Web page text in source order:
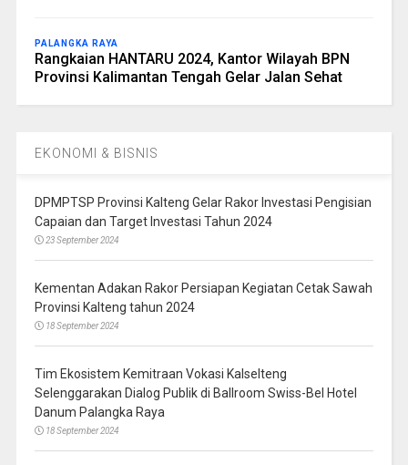
PALANGKA RAYA
Rangkaian HANTARU 2024, Kantor Wilayah BPN
Provinsi Kalimantan Tengah Gelar Jalan Sehat
EKONOMI & BISNIS
DPMPTSP Provinsi Kalteng Gelar Rakor Investasi Pengisian
Capaian dan Target Investasi Tahun 2024
23 September 2024
Kementan Adakan Rakor Persiapan Kegiatan Cetak Sawah
Provinsi Kalteng tahun 2024
18 September 2024
Tim Ekosistem Kemitraan Vokasi Kalselteng
Selenggarakan Dialog Publik di Ballroom Swiss-Bel Hotel
Danum Palangka Raya
18 September 2024